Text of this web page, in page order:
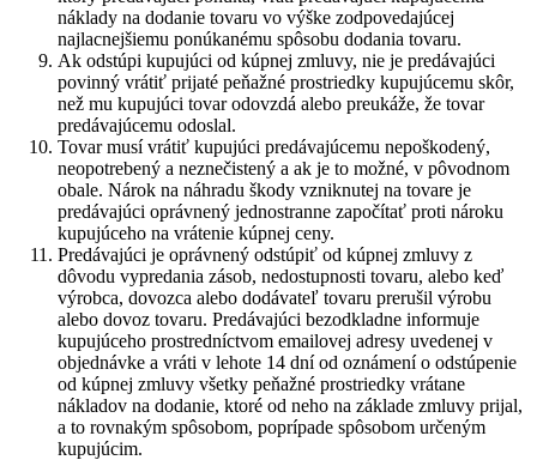
náklady na dodanie tovaru vo výške zodpovedajúcej
najlacnejšiemu ponúkanému spôsobu dodania tovaru.
Ak odstúpi kupujúci od kúpnej zmluvy, nie je predávajúci
povinný vrátiť prijaté peňažné prostriedky kupujúcemu skôr,
než mu kupujúci tovar odovzdá alebo preukáže, že tovar
predávajúcemu odoslal.
Tovar musí vrátiť kupujúci predávajúcemu nepoškodený,
neopotrebený a neznečistený a ak je to možné, v pôvodnom
obale. Nárok na náhradu škody vzniknutej na tovare je
predávajúci oprávnený jednostranne započítať proti nároku
kupujúceho na vrátenie kúpnej ceny.
Predávajúci je oprávnený odstúpiť od kúpnej zmluvy z
dôvodu vypredania zásob, nedostupnosti tovaru, alebo keď
výrobca, dovozca alebo dodávateľ tovaru prerušil výrobu
alebo dovoz tovaru. Predávajúci bezodkladne informuje
kupujúceho prostredníctvom emailovej adresy uvedenej v
objednávke a vráti v lehote 14 dní od oznámení o odstúpenie
od kúpnej zmluvy všetky peňažné prostriedky vrátane
nákladov na dodanie, ktoré od neho na základe zmluvy prijal,
a to rovnakým spôsobom, poprípade spôsobom určeným
kupujúcim.